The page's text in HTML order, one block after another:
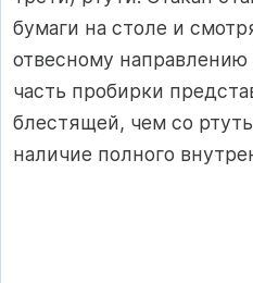
бумаги на столе и
отвесному направлению
часть пробирки
блестящей, чем со
наличие полного